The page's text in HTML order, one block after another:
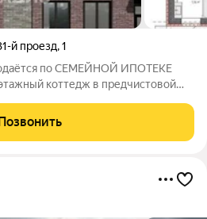
й проезд,1
по СЕМЕЙНОЙ ИПОТЕКЕ
коттедж в предчистовой
Этот современный кирпичный дом